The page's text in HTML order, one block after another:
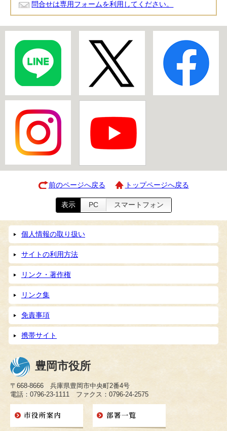
問合せは専用フォームを利用してください。
前のページへ戻る トップページへ戻る
表示 PC スマートフォン
個人情報の取り扱い
サイトの利用方法
リンク・著作権
リンク集
免責事項
携帯サイト
豊岡市役所
〒668-8666 兵庫県豊岡市中央町2番4号
電話：0796-23-1111 ファクス：0796-24-2575